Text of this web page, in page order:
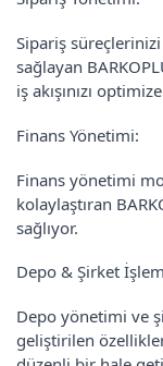
Sipariş
sağlayan
iş akışınızı
Finans Yönetimi:
Finans yönetimi
kolaylaştıran
sağlıyor.
Depo & Şirket
Depo yönetimi ve
geliştirilen